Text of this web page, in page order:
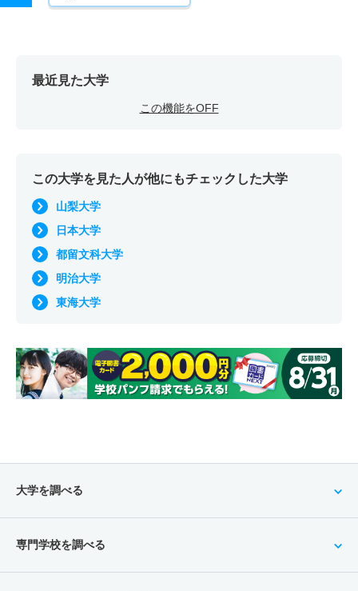
最近見た大学
この機能をOFF
この大学を見た人が他にもチェックした大学
山梨大学
日本大学
都留文科大学
明治大学
東海大学
大学を調べる
専門学校を調べる